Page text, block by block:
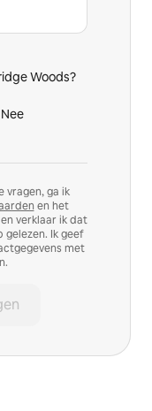
Woods?
Nee
vragen, ga ik
en het
verklaar ik dat
gelezen. Ik geef
met